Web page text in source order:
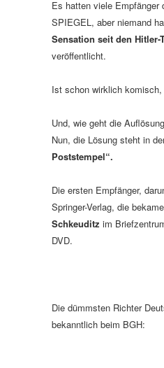
Es hatten viele Empfänger
SPIEGEL, aber niemand
Sensation seit den Hitler-
veröffentlicht.
Ist schon wirklich komisch,
Und, wie geht die
Nun, die Lösung steht in
Poststempel“.
Die ersten Empfänger,
Springer-Verlag, die
Schkeuditz im
DVD.
Die dümmsten Richter
bekanntlich beim BGH: